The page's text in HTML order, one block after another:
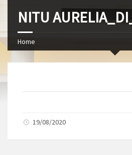
NITU
Home
19/08/2020